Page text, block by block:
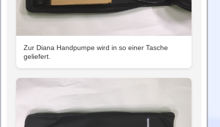
Zur Diana Handpumpe wird in so einer Tasche
geliefert.